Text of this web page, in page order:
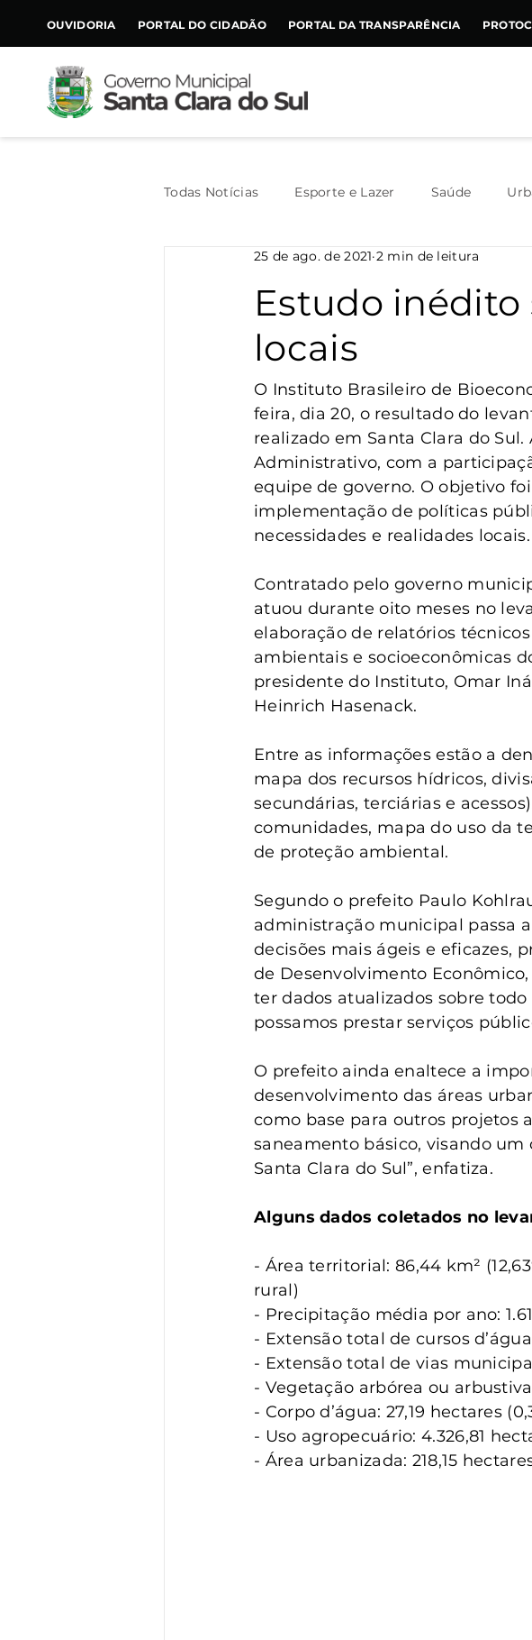
CONTEÚDO
OUVIDORIA PORTAL DO CIDADÃO PORTAL DA TRANSPARÊNCIA
Todas Notícias Esporte e Lazer Saúde
Assistência Social Geral Meio Ambiente
Agricultura Trânsito
Vigilância Turismo Santa Clara do Sul
Estudo inédito
locais
25 de ago. de 2021 2 min de leitura
O Instituto Brasileiro de
feira, dia 20, o resultado do
realizado em Santa Clara do
Administrativo, com a
equipe de governo. O objetivo
implementação de políticas
necessidades e realidades locais.
Contratado pelo governo
atuou durante oito meses no
elaboração de relatórios
ambientais e socioeconômicas
presidente do Instituto, Omar
Heinrich Hasenack.
Entre as informações estão a
mapa dos recursos hídricos,
secundárias, terciárias e
comunidades, mapa do uso da
de proteção ambiental.
Segundo o prefeito Paulo
administração municipal passa
decisões mais ágeis e eficazes,
de Desenvolvimento
ter dados atualizados sobre
possamos prestar serviços
O prefeito ainda enaltece a
desenvolvimento das áreas
como base para outros projetos
saneamento básico, visando
Santa Clara do Sul”, enfatiza.
Alguns dados coletados no
- Área territorial: 86,44 km²
rural)
- Precipitação média por ano:
- Extensão total de cursos
- Extensão total de vias
- Vegetação arbórea ou
- Corpo d’água: 27,19 hectares
- Uso agropecuário: 4.326,81
- Área urbanizada: 218,15